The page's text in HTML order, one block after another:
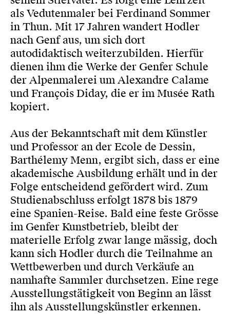
als Vedutenmaler bei Ferdinand Sommer
in Thun. Mit 17 Jahren wandert Hodler
nach Genf aus, um sich dort
autodidaktisch weiterzubilden. Hierfür
dienen ihm die Werke der Genfer Schule
der Alpenmalerei um Alexandre Calame
und François Diday, die er im Musée Rath
kopiert.
Aus der Bekanntschaft mit dem Künstler
und Professor an der Ecole de Dessin,
Barthélemy Menn, ergibt sich, dass er eine
akademische Ausbildung erhält und in der
Folge entscheidend gefördert wird. Zum
Studienabschluss erfolgt 1878 bis 1879
eine Spanien-Reise. Bald eine feste Grösse
im Genfer Kunstbetrieb, bleibt der
materielle Erfolg zwar lange mässig, doch
kann sich Hodler durch die Teilnahme an
Wettbewerben und durch Verkäufe an
namhafte Sammler durchsetzen. Eine rege
Ausstellungstätigkeit von Beginn an lässt
ihn als Ausstellungskünstler erkennen.